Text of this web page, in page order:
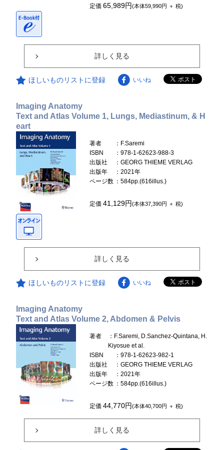
定価65,989円(本体59,990円 ＋ 税)
詳しく見る
ほしいものリストに登録 いいね
Imaging Anatomy
Text and Atlas Volume 1, Lungs, Mediastinum, & H
eart
著者
：F.Saremi
ISBN
：978-1-62623-988-3
出版社
：GEORG THIEME VERLAG
出版年
：2021年
ページ数 ：584pp.(616illus.)
定価41,129円(本体37,390円 ＋ 税)
詳しく見る
ほしいものリストに登録 いいね
Imaging Anatomy
Text and Atlas Volume 2, Abdomen & Pelvis
著者
：F.Saremi, D.Sanchez-Quintana, H.
Kiyosue et al.
ISBN
：978-1-62623-982-1
出版社
：GEORG THIEME VERLAG
出版年
：2021年
ページ数 ：584pp.(616illus.)
定価44,770円(本体40,700円 ＋ 税)
詳しく見る